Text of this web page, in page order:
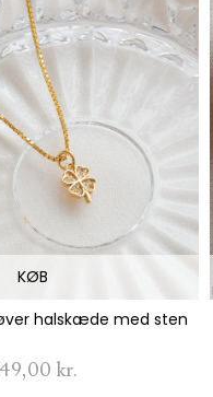
KØB
halskæde med sten
kr.